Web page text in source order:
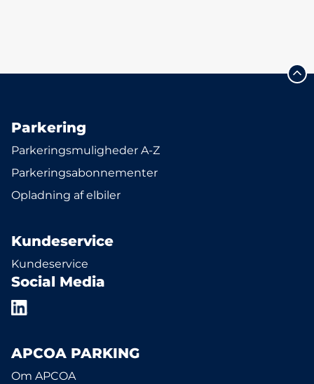
Parkering
Parkeringsmuligheder A-Z
Parkeringsabonnementer
Opladning af elbiler
Kundeservice
Kundeservice
Social Media
APCOA PARKING
Om APCOA